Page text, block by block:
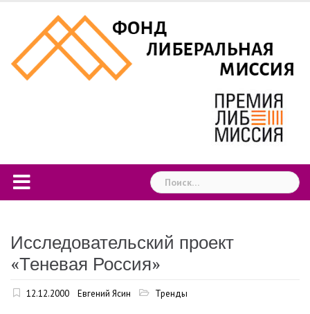
content
Найти:
Исследовательский проект
«Теневая Россия»
12.12.2000 Евгений Ясин Тренды